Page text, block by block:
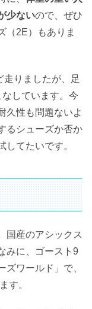
少ないので、ぜひ
（2E）もありま
りましたが、足
しています。今
久性も問題ないよ
るシューズか否か
してたいです。
国産のアシックス
みに、ゴースト9
ワールド」で、
す。